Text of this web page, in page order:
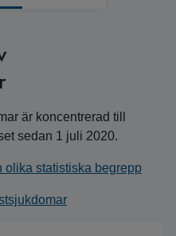
är koncentrerad till
sedan 1 juli 2020.
olika statistiska begrepp